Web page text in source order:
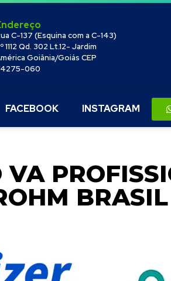
C-137 (Esquina com a C-143)
1112 Qd. 302 Lt.12- Jardim
Goiânia/Goiás CEP
060
FACEBOOK INSTAGRAM
VA
BRASIL